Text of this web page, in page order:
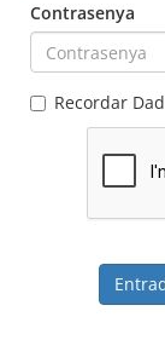
Contrasenya
Recordar